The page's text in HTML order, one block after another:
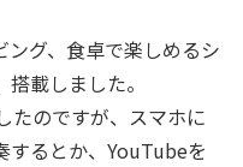
ング、食卓で楽しめるシ
載しました。
たのですが、スマホに
するとか、YouTubeを